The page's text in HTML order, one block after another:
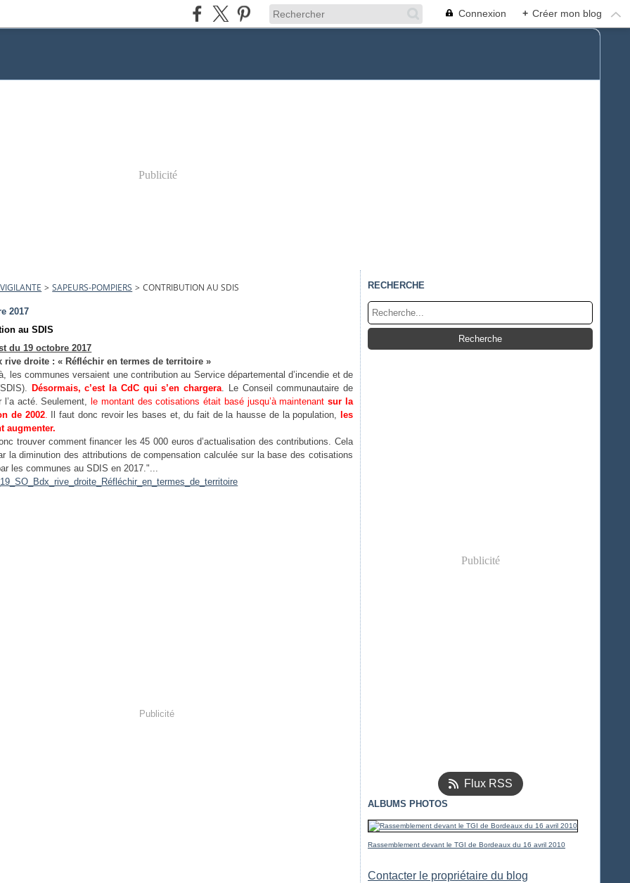
Connexion + Créer mon blog
Publicité
> SAPEURS-POMPIERS > CONTRIBUTION AU SDIS
2017
au SDIS
du 19 octobre 2017
rive droite : « Réfléchir en termes de territoire »
les communes versaient une contribution au Service départemental d’incendie et de
Désormais, c’est la CdC qui s’en chargera. Le Conseil communautaire de
l’a acté. Seulement, le montant des cotisations était basé jusqu’à maintenantsur la
de 2002. Il faut donc revoir les bases et, du fait de la hausse de la population,
les
augmenter.
trouver comment financer les 45 000 euros d’actualisation des contributions. Cela
la diminution des attributions de compensation calculée sur la base des cotisations
les communes au SDIS en 2017."...
Publicité
RECHERCHE
Publicité
Flux RSS
ALBUMS PHOTOS
Rassemblement devant le TGI de Bordeaux du 16 avril 2010
Contacter le propriétaire du blog